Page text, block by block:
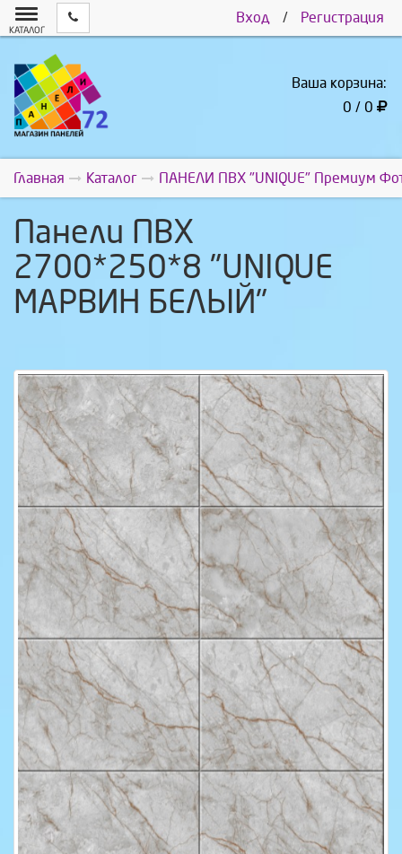
Вход / Регистрация
КАТАЛОГ
Ваша корзина:
0 / 0
Главная Каталог ПАНЕЛИ ПВХ "UNIQUE" Премиум
Панели ПВХ
2700*250*8 "UNIQUE
МАРВИН БЕЛЫЙ"